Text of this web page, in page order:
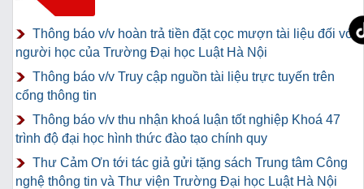
Thông báo v/v hoàn trả tiền đặt cọc mượn tài liệu đối với
người học của Trường Đại học Luật Hà Nội
Thông báo v/v Truy cập nguồn tài liệu trực tuyến trên
cổng thông tin
Thông báo v/v thu nhận khoá luận tốt nghiệp Khoá 47
trình độ đại học hình thức đào tạo chính quy
Thư Cảm Ơn tới tác giả gửi tặng sách Trung tâm Công
nghệ thông tin và Thư viện Trường Đại học Luật Hà Nội